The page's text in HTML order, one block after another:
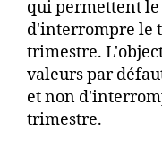
qui permettent
d'interrompre le
trimestre.
valeurs par
et non
trimestre.